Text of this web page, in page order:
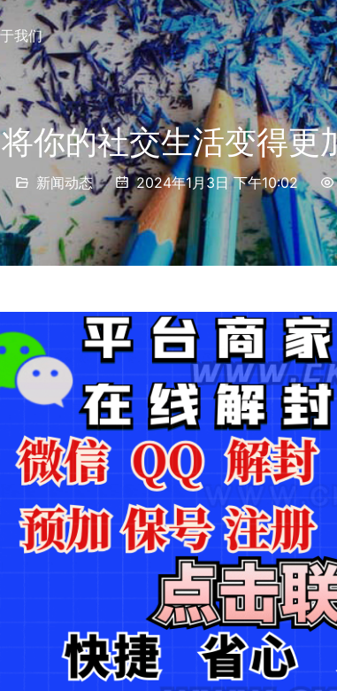
我们
你的社交生活变得更
新闻动态 2024年1月3日 下午10:02